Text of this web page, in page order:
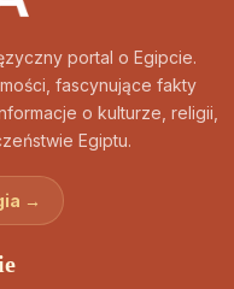
portal o Egipcie.
fascynujące fakty
o kulturze, religii,
Egiptu.
→